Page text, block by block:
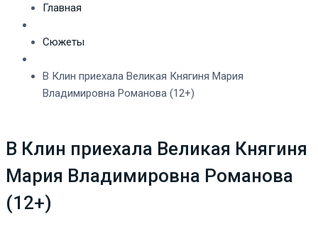
Главная
Сюжеты
В Клин приехала Великая Княгиня Мария
Владимировна Романова (12+)
В Клин приехала Великая Княгиня
Мария Владимировна Романова
(12+)